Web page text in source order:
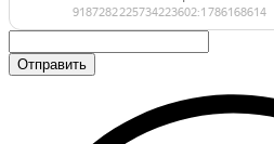
Отправить